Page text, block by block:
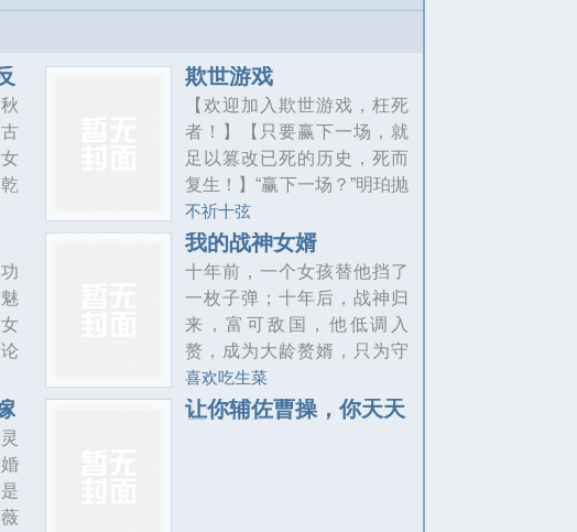
欺世游戏
【欢迎加入欺世游戏，枉死
者！】【只要赢下一场，就
足以篡改已死的历史，死而
复生！】“赢下一场？”明珀抛
出筹码，嘴角上扬：“有句话
说得好，赢到最后才是
赢。”若所有胜利者都同时手
握改写命运的权柄，当时间
线被无数只手反复撕扯、涂
抹、覆盖，唯有最后的胜利
者，才能一锤定音。胜者通
吃，败者成尘。“——梭哈。”
不祈十弦
我的战神女婿
十年前，一个女孩替他挡了
一枚子弹；十年后，战神归
来，富可敌国，他低调入
赘，成为大龄赘婿，只为守
护曾经的女孩！这一生，无
人再可欺负你！
喜欢吃生菜
让你辅佐曹操，你天天